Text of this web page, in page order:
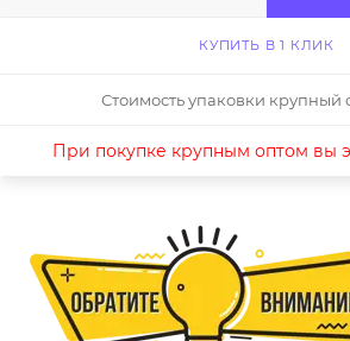
КУПИТЬ В 1 КЛИК
Стоимость упаковки крупный
При покупке крупным оптом вы